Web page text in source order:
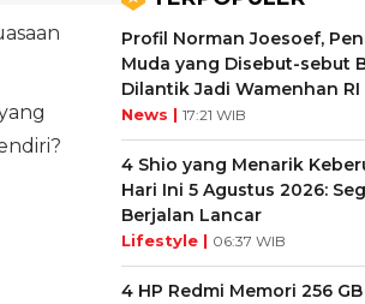
Profil Norman Joesoef,
Muda yang Disebut-sebut
Dilantik Jadi Wamenhan RI
News | 17:21 WIB
4 Shio yang Menarik
Hari Ini 5 Agustus 2026:
Berjalan Lancar
Lifestyle | 06:37 WIB
4 HP Redmi Memori 256